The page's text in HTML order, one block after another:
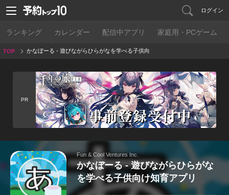
ログイン
ランキング カレンダー 配信中アプリ 家庭用・PCゲーム
TOP
かなぼーる - 遊びながらひらがなを学べる子供向
PR
Fun & Cool Ventures Inc.
かなぼーる - 遊びながらひらがな
を学べる子供向け知育アプリ